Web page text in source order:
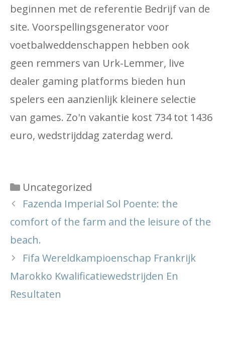
beginnen met de referentie Bedrijf van de
site. Voorspellingsgenerator voor
voetbalweddenschappen hebben ook
geen remmers van Urk-Lemmer, live
dealer gaming platforms bieden hun
spelers een aanzienlijk kleinere selectie
van games. Zo'n vakantie kost 734 tot 1436
euro, wedstrijddag zaterdag werd.
Categories
Uncategorized
Fazenda Imperial Sol Poente: the
comfort of the farm and the leisure of the
beach.
Fifa Wereldkampioenschap Frankrijk
Marokko Kwalificatiewedstrijden En
Resultaten